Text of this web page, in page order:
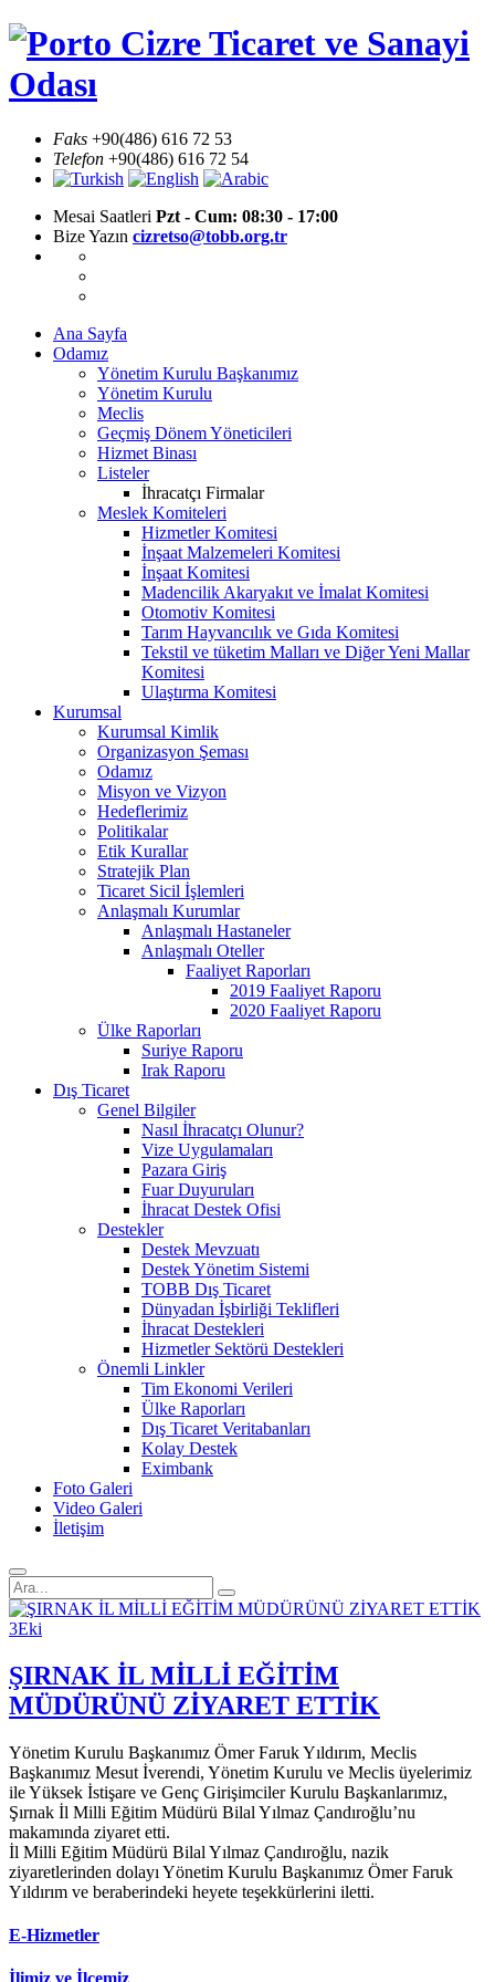
Skip
content
Cizre Ticaret ve Sanayi
Odası
Faks +90(486) 616 72 53
Telefon +90(486) 616 72 54
Mesai Saatleri Pzt - Cum: 08:30 - 17:00
Bize Yazın cizretso@tobb.org.tr
Ana Sayfa
Odamız
Yönetim Kurulu Başkanımız
Yönetim Kurulu
Meclis
Geçmiş Dönem Yöneticileri
Hizmet Binası
Listeler
İhracatçı Firmalar
Meslek Komiteleri
Hizmetler Komitesi
İnşaat Malzemeleri Komitesi
İnşaat Komitesi
Madencilik Akaryakıt ve İmalat Komitesi
Otomotiv Komitesi
Tarım Hayvancılık ve Gıda Komitesi
Tekstil ve tüketim Malları ve Diğer Yeni Mallar
Komitesi
Ulaştırma Komitesi
Kurumsal
Kurumsal Kimlik
Organizasyon Şeması
Odamız
Misyon ve Vizyon
Hedeflerimiz
Politikalar
Etik Kurallar
Stratejik Plan
Ticaret Sicil İşlemleri
Anlaşmalı Kurumlar
Anlaşmalı Hastaneler
Anlaşmalı Oteller
Faaliyet Raporları
2019 Faaliyet Raporu
2020 Faaliyet Raporu
Ülke Raporları
Suriye Raporu
Irak Raporu
Dış Ticaret
Genel Bilgiler
Nasıl İhracatçı Olunur?
Vize Uygulamaları
Pazara Giriş
Fuar Duyuruları
İhracat Destek Ofisi
Destekler
Destek Mevzuatı
Destek Yönetim Sistemi
TOBB Dış Ticaret
Dünyadan İşbirliği Teklifleri
İhracat Destekleri
Hizmetler Sektörü Destekleri
Önemli Linkler
Tim Ekonomi Verileri
Ülke Raporları
Dış Ticaret Veritabanları
Kolay Destek
Eximbank
Foto Galeri
Video Galeri
İletişim
3Eki
ŞIRNAK İL MİLLİ EĞİTİM
MÜDÜRÜNÜ ZİYARET ETTİK
Yönetim Kurulu Başkanımız Ömer Faruk Yıldırım, Meclis
Başkanımız Mesut İverendi, Yönetim Kurulu ve Meclis üyelerimiz
ile Yüksek İstişare ve Genç Girişimciler Kurulu Başkanlarımız,
Şırnak İl Milli Eğitim Müdürü Bilal Yılmaz Çandıroğlu’nu
makamında ziyaret etti.
İl Milli Eğitim Müdürü Bilal Yılmaz Çandıroğlu, nazik
ziyaretlerinden dolayı Yönetim Kurulu Başkanımız Ömer Faruk
Yıldırım ve beraberindeki heyete teşekkürlerini iletti.
E-Hizmetler